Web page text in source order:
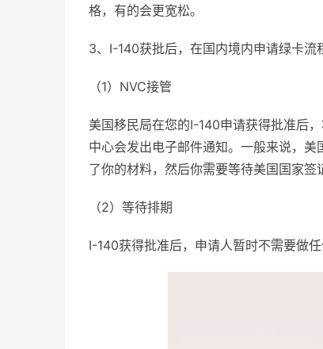
格，有的会更宽松。
3、I-140获批后，在国内境内申请绿卡流
（1）NVC接管
美国移民局在您的I-140申请获得批准后
中心会发出电子邮件通知。一般来说，
了你的材料，然后你需要等待美国国家签
（2）等待排期
I-140获得批准后，申请人暂时不需要做